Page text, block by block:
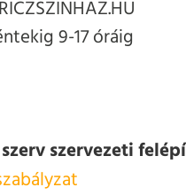
9-17 óráig
szervezeti